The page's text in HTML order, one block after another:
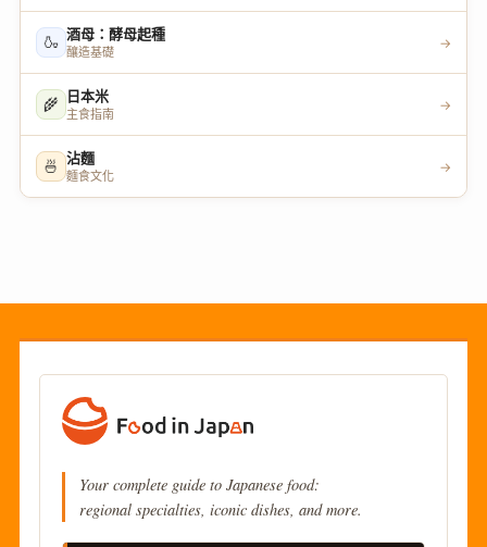
🍶 酒母：酵母起種
釀造基礎
→
🌾 日本米
主食指南
→
🍜 沾麵
麵食文化
→
Your complete guide to Japanese food:
regional specialties, iconic dishes, and more.